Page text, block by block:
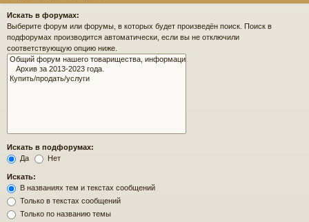
Искать в форумах:
Выберите форум или форумы, в которых будет произведён поиск. Поиск в
подфорумах производится автоматически, если вы не отключили
соответствующую опцию ниже.
Искать в подфорумах:
Да
Нет
Искать:
В названиях тем и текстах сообщений
Только в текстах сообщений
Только по названию темы